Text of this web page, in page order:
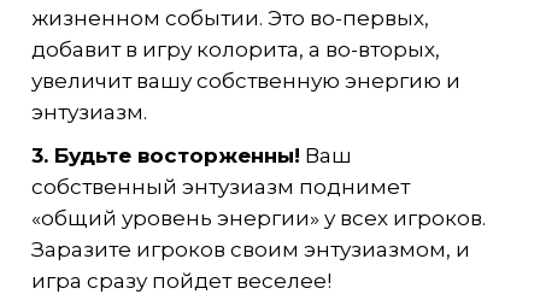
жизненном событии. Это во-первых,
добавит в игру колорита, а во-вторых,
увеличит вашу собственную энергию и
энтузиазм.
3. Будьте восторженны! Ваш
собственный энтузиазм поднимет
«общий уровень энергии» у всех игроков.
Заразите игроков своим энтузиазмом, и
игра сразу пойдет веселее!